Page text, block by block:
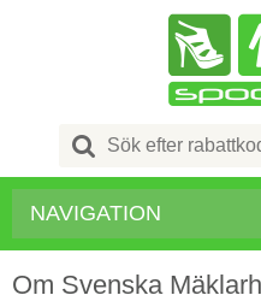
Search
for:
NAVIGATION
Om Svenska